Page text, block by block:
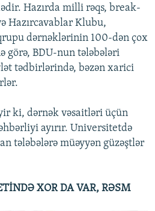
Hazırda milli rəqs, break-
Hazırcavablar Klubu,
dərnəklərinin 100-dən çox
görə, BDU-nun tələbələri
tədbirlərində, bəzən xarici
ki, dərnək vəsaitləri üçün
ayırır. Universitetdə
tələbələrə müəyyən güzəştlər
XOR DA VAR, RƏSM